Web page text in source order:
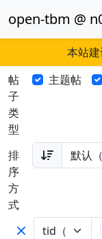
open-tbm @
本站
帖
子
类
型
主题帖
排
序
方
式